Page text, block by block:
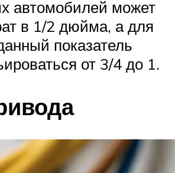
автомобилей может
в 1/2 дюйма, а для
показатель
от 3/4 до 1.